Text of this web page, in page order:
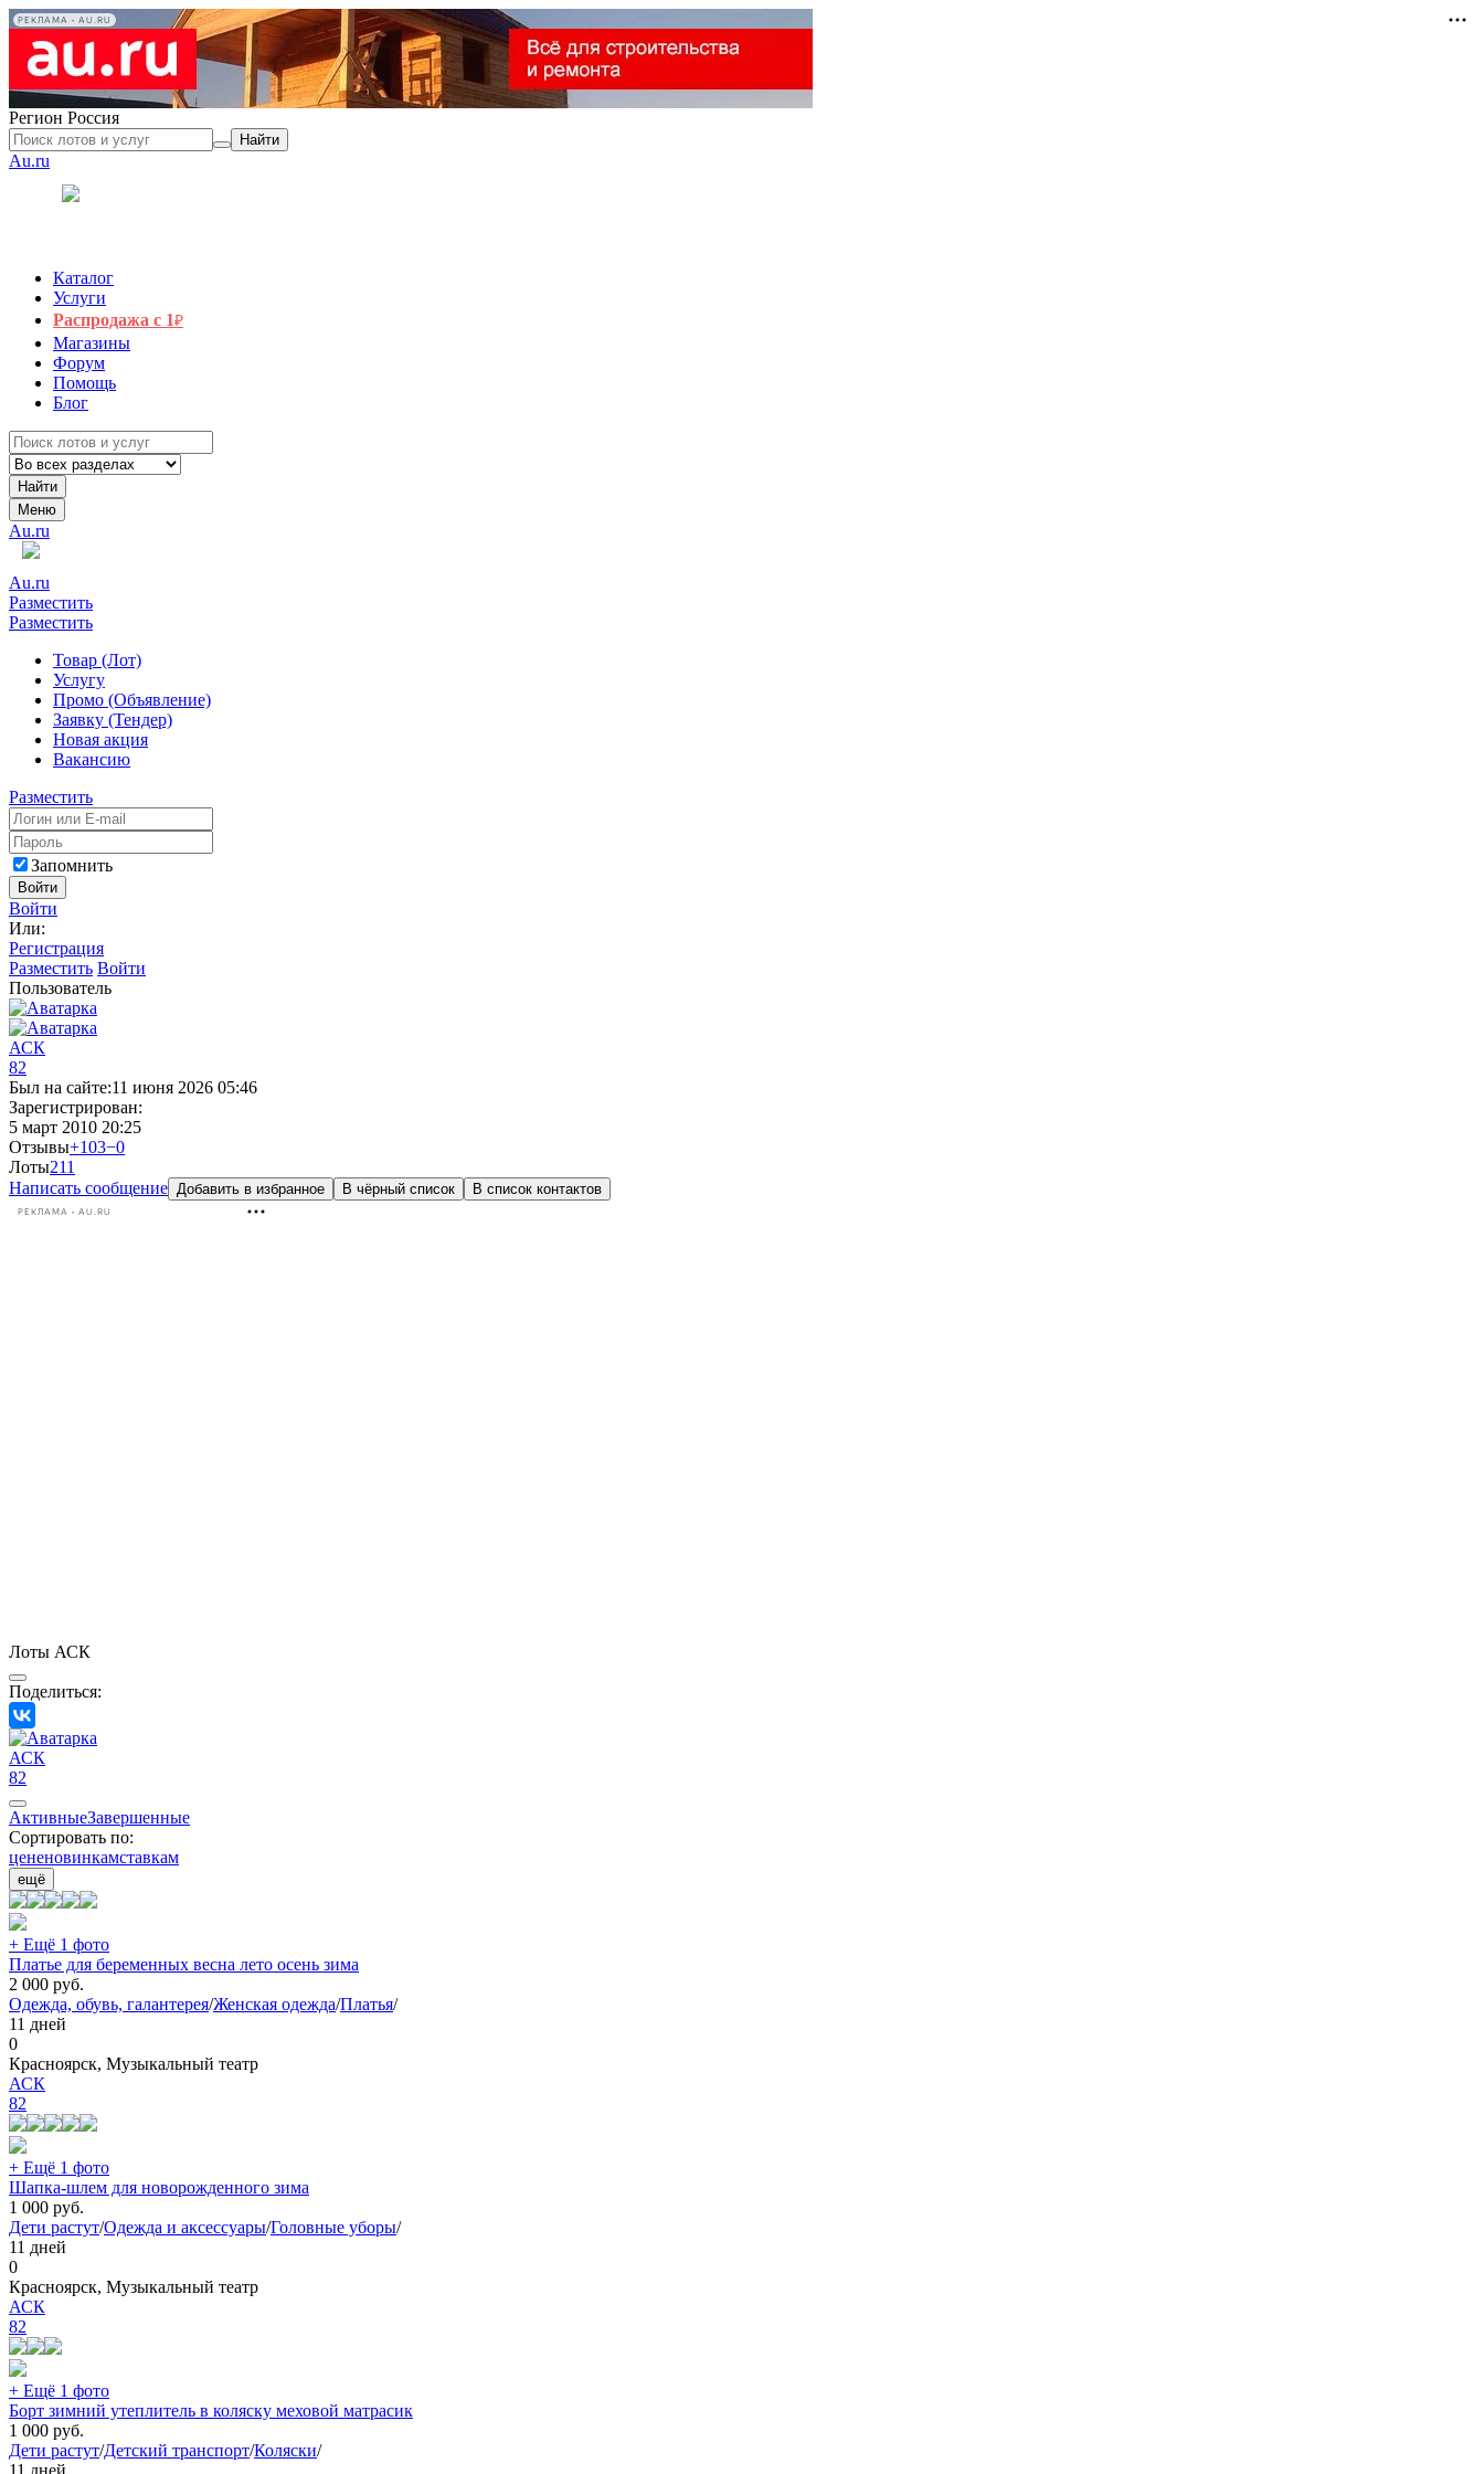
РЕКЛАМА • AU.RU
Регион Россия
Найти
Au.ru
Каталог
Услуги
Распродажа с 1₽
Магазины
Форум
Помощь
Блог
Найти
Меню
Au.ru
Au.ru
Разместить
Разместить
Товар (Лот)
Услугу
Промо (Объявление)
Заявку (Тендер)
Новая акция
Вакансию
Разместить
Запомнить
Войти
Войти
Или:
Регистрация
Разместить Войти
Пользователь
АСК
82
Был на сайте:11 июня 2026 05:46
Зарегистрирован:
5 март 2010 20:25
Отзывы+103−0
Лоты211
Написать сообщение Добавить в избранное В чёрный список В список контактов
РЕКЛАМА • AU.RU
Лоты АСК
Поделиться:
АСК
82
АктивныеЗавершенные
Сортировать по:
цененовинкамставкам
ещё
+ Ещё 1 фото
Платье для беременных весна лето осень зима
2 000 руб.
Одежда, обувь, галантерея/Женская одежда/Платья/
11 дней
0
Красноярск, Музыкальный театр
АСК
82
+ Ещё 1 фото
Шапка-шлем для новорожденного зима
1 000 руб.
Дети растут/Одежда и аксессуары/Головные уборы/
11 дней
0
Красноярск, Музыкальный театр
АСК
82
+ Ещё 1 фото
Борт зимний утеплитель в коляску меховой матрасик
1 000 руб.
Дети растут/Детский транспорт/Коляски/
11 дней